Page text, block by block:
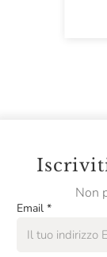
Non
Email *